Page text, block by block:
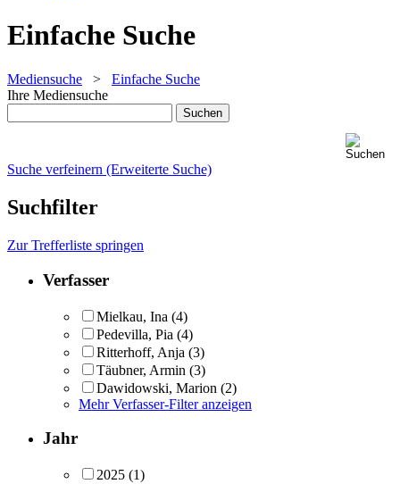
Einfache Suche
Mediensuche > Einfache Suche
Ihre Mediensuche
Suche verfeinern (Erweiterte Suche)
Suchfilter
Zur Trefferliste springen
Verfasser
Mielkau, Ina (4)
Pedevilla, Pia (4)
Ritterhoff, Anja (3)
Täubner, Armin (3)
Dawidowski, Marion (2)
Mehr Verfasser-Filter anzeigen
Jahr
2025 (1)